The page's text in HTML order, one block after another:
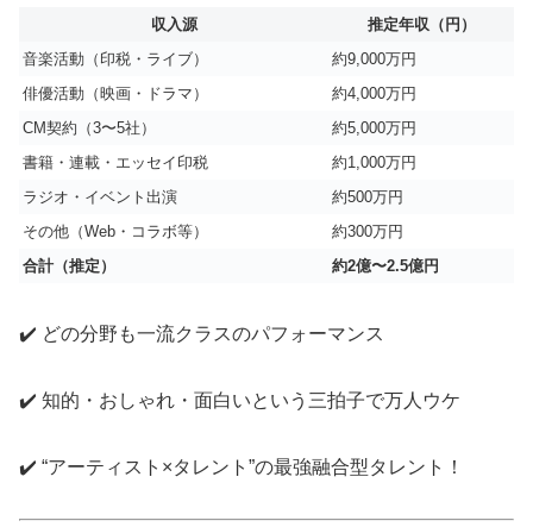
収入源
推定年収（円）
音楽活動（印税・ライブ）
約9,000万円
俳優活動（映画・ドラマ）
約4,000万円
CM契約（3〜5社）
約5,000万円
書籍・連載・エッセイ印税
約1,000万円
ラジオ・イベント出演
約500万円
その他（Web・コラボ等）
約300万円
合計（推定）
約2億〜2.5億円
✔️ どの分野も一流クラスのパフォーマンス
✔️ 知的・おしゃれ・面白いという三拍子で万人ウケ
✔️ “アーティスト×タレント”の最強融合型タレント！